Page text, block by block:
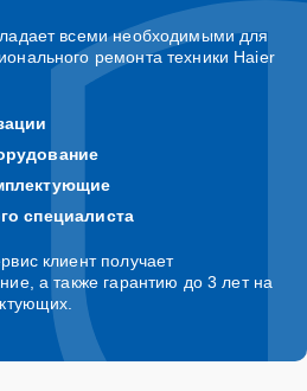
всеми необходимыми для
ремонта техники Haier
специалиста
клиент получает
а также гарантию до 3 лет на